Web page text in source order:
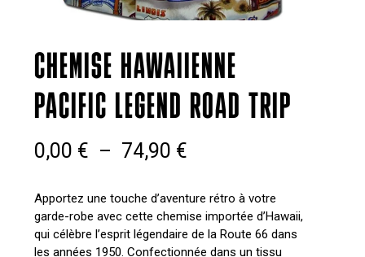
CHEMISE HAWAIIENNE
PACIFIC LEGEND ROAD TRIP
0,00 € – 74,90 €Plage
prix :
0,00 €
à
Apportez une touche d’aventure rétro à votre
garde-robe avec cette chemise importée d’Hawaii,
qui célèbre l’esprit légendaire de la Route 66 dans
les années 1950. Confectionnée dans un tissu